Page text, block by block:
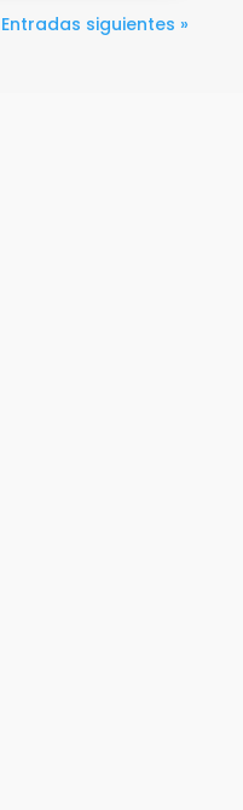
Entradas siguientes »